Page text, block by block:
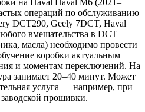
на Haval Haval M6 (2021–
операций по обслуживанию
DCT290, Geely 7DCT, Haval
вмешательства в DCT
масла) необходимо провести
коробки актуальным
и моментам переключений. На
занимает 20–40 минут. Может
услуга — например, при
прошивки.